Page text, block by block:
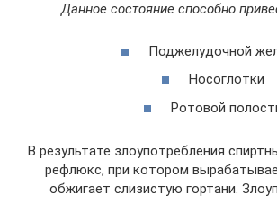
Данное состояние способно
Поджелудочной
Носоглотки
Ротовой
В результате злоупотребления
рефлюкс, при котором
обжигает слизистую гортани.